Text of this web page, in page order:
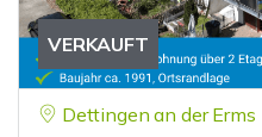
VERKAUFT
Dettingen an der Erms